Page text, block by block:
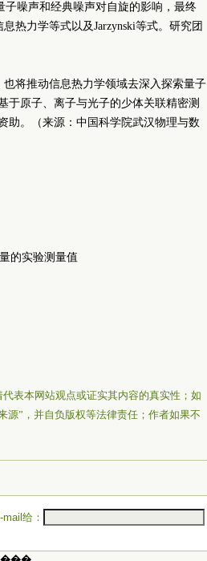
噪声和经典噪声对自旋的影响，最终
热力学等式以及Jarzynski等式。研究团
将推动信息热力学领域去深入探索量子
于原子、离子与光子的少体关联精密测
助。（来源：中国科学院武汉物理与数
的实验测量值
表本网站观点或证实其内容的真实性；如
源”，并自负版权等法律责任；作者如果不
给：